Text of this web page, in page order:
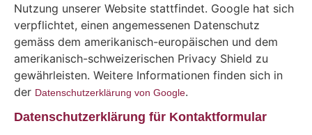
Nutzung unserer Website stattfindet. Google hat sich
verpflichtet, einen angemessenen Datenschutz
gemäss dem amerikanisch-europäischen und dem
amerikanisch-schweizerischen Privacy Shield zu
gewährleisten. Weitere Informationen finden sich in
der Datenschutzerklärung von Google.
Datenschutzerklärung für Kontaktformular